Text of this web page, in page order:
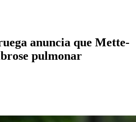
anuncia que Mette-
pulmonar